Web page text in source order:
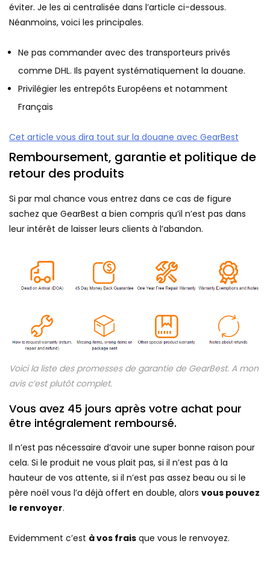
éviter. Je les ai centralisée dans l’article ci-dessous.
Néanmoins, voici les principales.
Ne pas commander avec des transporteurs privés
comme DHL. Ils payent systématiquement la douane.
Privilégier les entrepôts Européens et notamment
Français
Cet article vous dira tout sur la douane avec GearBest
Remboursement, garantie et politique de
retour des produits
Si par mal chance vous entrez dans ce cas de figure
sachez que GearBest a bien compris qu’il n’est pas dans
leur intérêt de laisser leurs clients à l’abandon.
Voici la liste des promesses de garantie de GearBest. A mon
avis c’est plutôt complet.
Vous avez 45 jours après votre achat pour
être intégralement remboursé.
Il n’est pas nécessaire d’avoir une super bonne raison pour
cela. Si le produit ne vous plait pas, si il n’est pas à la
hauteur de vos attente, si il n’est pas assez beau ou si le
père noël vous l’a déjà offert en double, alors vous pouvez
le renvoyer.
Evidemment c’est à vos frais que vous le renvoyez.